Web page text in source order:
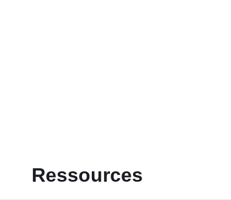
Ressources